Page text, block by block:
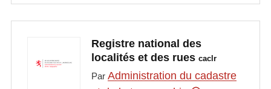
Registre national des
localités et des rues caclr
Par Administration du cadastre